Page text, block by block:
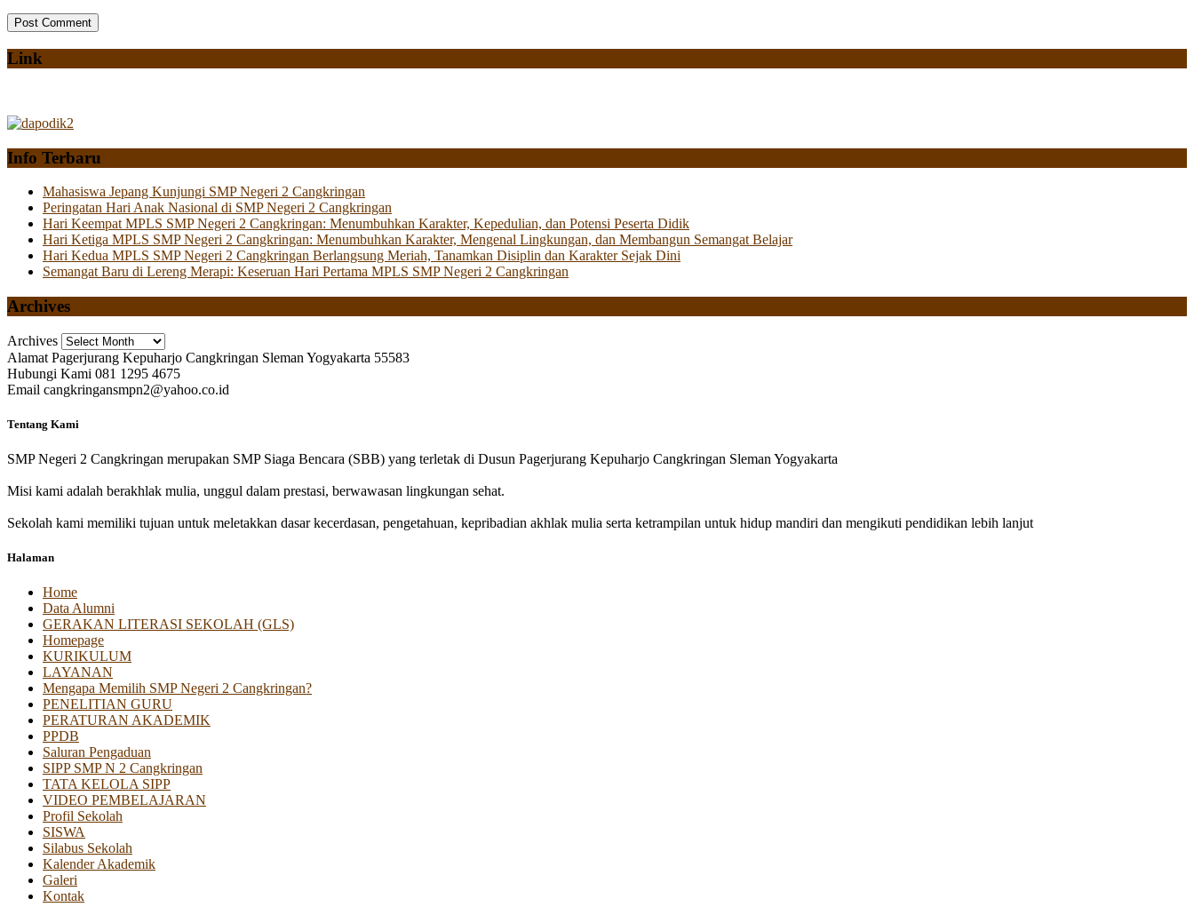
Link
Info Terbaru
Mahasiswa Jepang Kunjungi SMP Negeri 2 Cangkringan
Peringatan Hari Anak Nasional di SMP Negeri 2 Cangkringan
Hari Keempat MPLS SMP Negeri 2 Cangkringan: Menumbuhkan Karakter, Kepedulian, dan Potensi Peserta Didik
Hari Ketiga MPLS SMP Negeri 2 Cangkringan: Menumbuhkan Karakter, Mengenal Lingkungan, dan Membangun Semangat Belajar
Hari Kedua MPLS SMP Negeri 2 Cangkringan Berlangsung Meriah, Tanamkan Disiplin dan Karakter Sejak Dini
Semangat Baru di Lereng Merapi: Keseruan Hari Pertama MPLS SMP Negeri 2 Cangkringan
Archives
Archives
Alamat Pagerjurang Kepuharjo Cangkringan Sleman Yogyakarta 55583
Hubungi Kami 081 1295 4675
Email cangkringansmpn2@yahoo.co.id
Tentang Kami
SMP Negeri 2 Cangkringan merupakan SMP Siaga Bencara (SBB) yang terletak di Dusun Pagerjurang Kepuharjo Cangkringan Sleman Yogyakarta
Misi kami adalah berakhlak mulia, unggul dalam prestasi, berwawasan lingkungan sehat.
Sekolah kami memiliki tujuan untuk meletakkan dasar kecerdasan, pengetahuan, kepribadian akhlak mulia serta ketrampilan untuk hidup mandiri dan mengikuti pendidikan lebih lanjut
Halaman
Home
Data Alumni
GERAKAN LITERASI SEKOLAH (GLS)
Homepage
KURIKULUM
LAYANAN
Mengapa Memilih SMP Negeri 2 Cangkringan?
PENELITIAN GURU
PERATURAN AKADEMIK
PPDB
Saluran Pengaduan
SIPP SMP N 2 Cangkringan
TATA KELOLA SIPP
VIDEO PEMBELAJARAN
Profil Sekolah
SISWA
Silabus Sekolah
Kalender Akademik
Galeri
Kontak